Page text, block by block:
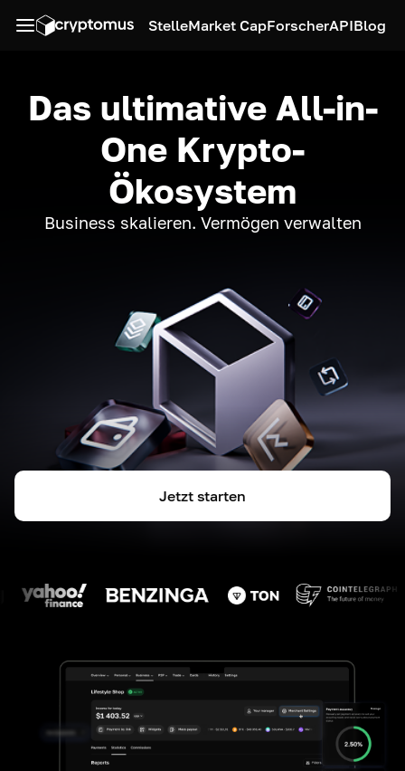
StelleMarket CapForscherAPIBlog
Das ultimative All-in-
One Krypto-
Ökosystem
Business skalieren. Vermögen verwalten
Jetzt starten